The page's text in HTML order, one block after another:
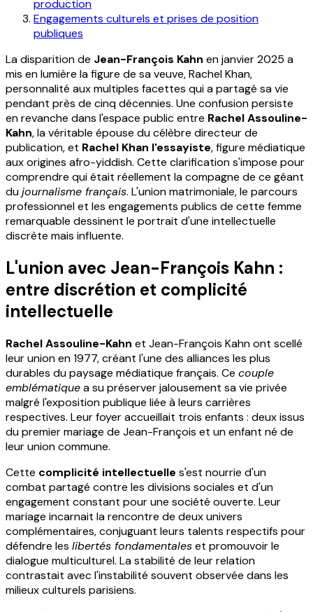
production
Engagements culturels et prises de position
publiques
La disparition de Jean-François Kahn en janvier 2025 a
mis en lumière la figure de sa veuve, Rachel Khan,
personnalité aux multiples facettes qui a partagé sa vie
pendant près de cinq décennies. Une confusion persiste
en revanche dans l'espace public entre Rachel Assouline-
Kahn, la véritable épouse du célèbre directeur de
publication, et Rachel Khan l'essayiste, figure médiatique
aux origines afro-yiddish. Cette clarification s'impose pour
comprendre qui était réellement la compagne de ce géant
dujournalisme français. L'union matrimoniale, le parcours
professionnel et les engagements publics de cette femme
remarquable dessinent le portrait d'une intellectuelle
discrète mais influente.
L'union avec Jean-François Kahn :
entre discrétion et complicité
intellectuelle
Rachel Assouline-Kahn et Jean-François Kahn ont scellé
leur union en 1977, créant l'une des alliances les plus
durables du paysage médiatique français. Ce couple
emblématiquea su préserver jalousement sa vie privée
malgré l'exposition publique liée à leurs carrières
respectives. Leur foyer accueillait trois enfants : deux issus
du premier mariage de Jean-François et un enfant né de
leur union commune.
Cette complicité intellectuelle s'est nourrie d'un
combat partagé contre les divisions sociales et d'un
engagement constant pour une société ouverte. Leur
mariage incarnait la rencontre de deux univers
complémentaires, conjuguant leurs talents respectifs pour
défendre les libertés fondamentaleset promouvoir le
dialogue multiculturel. La stabilité de leur relation
contrastait avec l'instabilité souvent observée dans les
milieux culturels parisiens.